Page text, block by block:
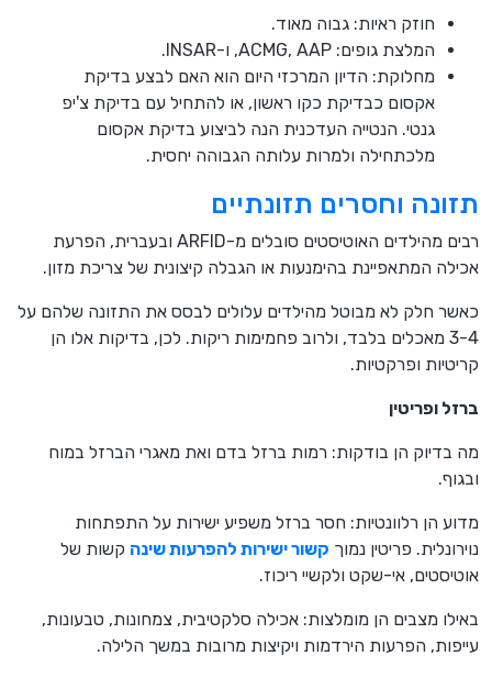
חוזק ראיות: גבוה מאוד.
המלצת גופים: ACMG, AAP, ו-INSAR.
מחלוקת: הדיון המרכזי היום הוא האם לבצע בדיקת
אקסום כבדיקת כקו ראשון, או להתחיל עם בדיקת צ'יפ
גנטי. הנטייה העדכנית הנה לביצוע בדיקת אקסום
מלכתחילה ולמרות עלותה הגבוהה יחסית.
תזונה וחסרים תזונתיים
רבים מהילדים האוטיסטים סובלים מ-ARFID ובעברית, הפרעת
אכילה המתאפיינת בהימנעות או הגבלה קיצונית של צריכת מזון.
כאשר חלק לא מבוטל מהילדים עלולים לבסס את התזונה שלהם על
3-4 מאכלים בלבד, ולרוב פחמימות ריקות. לכן, בדיקות אלו הן
קריטיות ופרקטיות.
ברזל ופריטין
מה בדיוק הן בודקות: רמות ברזל בדם ואת מאגרי הברזל במוח
ובגוף.
מדוע הן רלוונטיות: חסר ברזל משפיע ישירות על התפתחות
נוירונלית. פריטין נמוך קשור ישירות להפרעות שינה קשות של
אוטיסטים, אי-שקט ולקשיי ריכוז.
באילו מצבים הן מומלצות: אכילה סלקטיבית, צמחונות, טבעונות,
עייפות, הפרעות הירדמות ויקיצות מרובות במשך הלילה.